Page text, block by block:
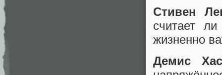
Стивен
считает
жизненно
Демис